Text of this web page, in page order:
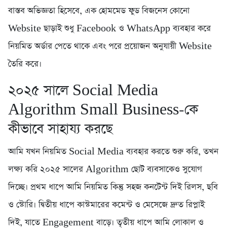
বাস্তব অভিজ্ঞতা হিসেবে, এক হোমমেড ফুড বিজনেস কোনো
Website ছাড়াই শুধু Facebook ও WhatsApp ব্যবহার করে
নিয়মিত অর্ডার পেতে থাকে এবং পরে প্রয়োজন অনুযায়ী Website
তৈরি করে।
২০২৫ সালে Social Media
Algorithm Small Business-কে
কীভাবে সাহায্য করছে
আমি যখন নিয়মিত Social Media ব্যবহার করতে শুরু করি, তখন
লক্ষ্য করি ২০২৫ সালের Algorithm ছোট ব্যবসাকেও সুযোগ
দিচ্ছে। প্রথম ধাপে আমি নিয়মিত কিন্তু সহজ কনটেন্ট দিই রিলস, ছবি
ও স্টোরি। দ্বিতীয় ধাপে কাস্টমারের কমেন্ট ও মেসেজে দ্রুত রিপ্লাই
দিই, যাতে Engagement বাড়ে। তৃতীয় ধাপে আমি লোকাল ও